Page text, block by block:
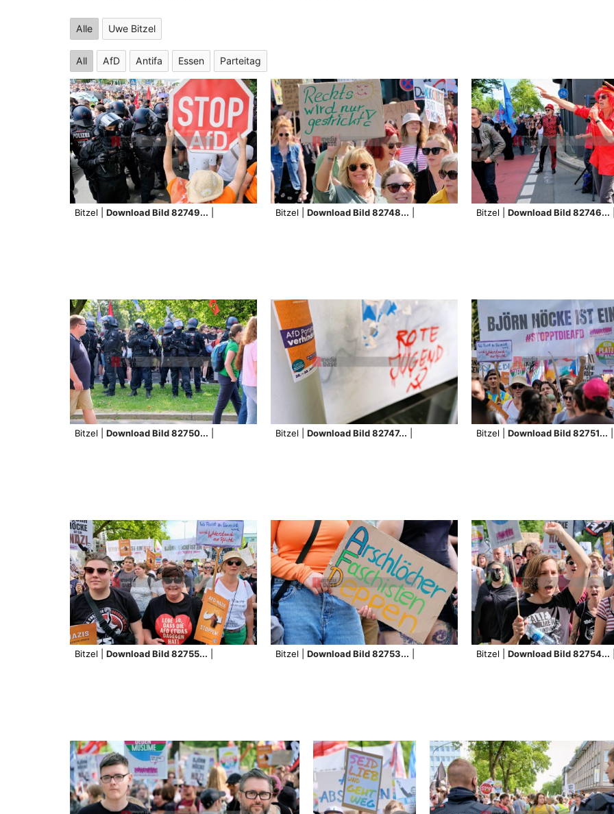
Alle Uwe Bitzel
All AfD Antifa Essen Parteitag
Bitzel | Download Bild 82749... Bitzel | Download Bild 82748... Bitzel | Download Bild 82746...
Bitzel | Download Bild 82750... Bitzel | Download Bild 82747... Bitzel | Download Bild 82751...
Bitzel | Download Bild 82755... Bitzel | Download Bild 82753... Bitzel | Download Bild 82754...